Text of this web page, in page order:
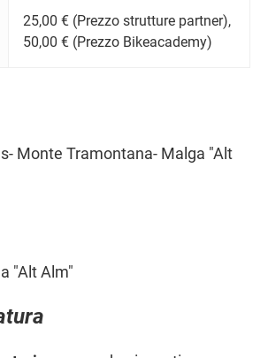
25,00 € (Prezzo strutture partner),
50,00 € (Prezzo Bikeacademy)
Monte Tramontana- Malga "Alt
"Alt Alm"